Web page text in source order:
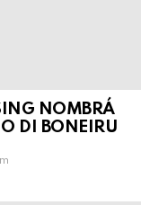
NOMBRÁ
DI BONEIRU